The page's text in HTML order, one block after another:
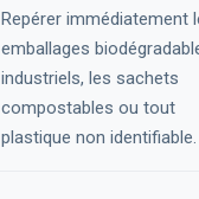
Repérer immédiatement
emballages
industriels, les sachets
compostables ou tout
plastique non identifiable.